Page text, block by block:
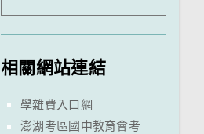
相關網站連結
學雜費入口網
澎湖考區國中教育會考